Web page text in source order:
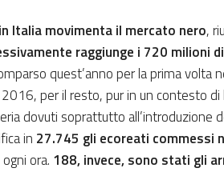
Italia movimenta il mercato nero,
raggiunge i 720 milioni
quest’anno per la prima volta
per il resto, pur in un contesto di
dovuti soprattutto all’introduzione
in 27.745 gli ecoreati commessi
ora. 188, invece, sono stati gli